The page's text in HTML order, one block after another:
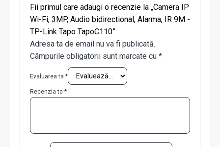
Fii primul care adaugi o recenzie la „Camera IP
Wi-Fi, 3MP, Audio bidirectional, Alarma, IR 9M -
TP-Link Tapo TapoC110”
Adresa ta de email nu va fi publicată.
Câmpurile obligatorii sunt marcate cu *
Evaluarea ta *
Recenzia ta *